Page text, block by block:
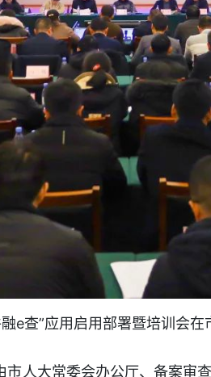
e查”应用启用部署暨培训会在
大常委会办公厅、备案审